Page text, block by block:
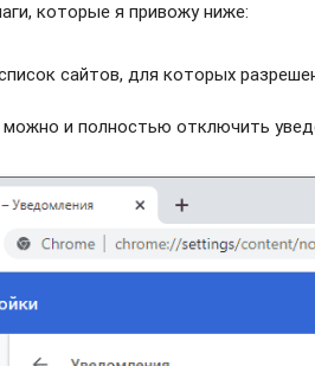
которые я привожу ниже:
сайтов, для которых
и полностью отключить